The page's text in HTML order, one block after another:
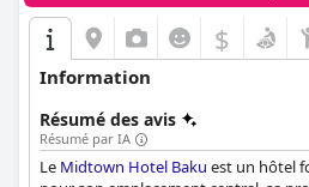
$
Information
Résumé des avis
Résumé par IA
Le Midtown Hotel Baku est un hôtel